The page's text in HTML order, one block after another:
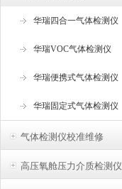
华瑞四合一气体检测仪
华瑞VOC气体检测仪
华瑞便携式气体检测仪
华瑞固定式气体检测仪
气体检测仪校准维修
高压氧舱压力介质检测仪